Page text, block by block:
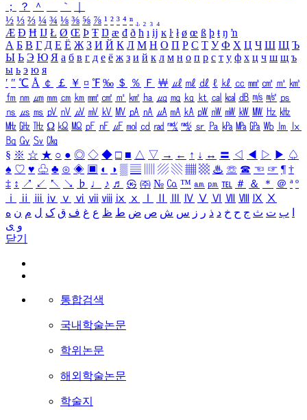
；
？ ＾ ｀
½ ⅓ ⅔ ¼ ¾ ⅛ ⅜ ⅝ ⅞ ¹ ² ³ ⁴ ⁿ ₁ ₂ ₃ ₄
Æ Ð Ħ Ĳ Ł Ø Œ Þ Ŧ Ŋ æ đ ð ħ ı ĳ ĸ ŀ ł ø œ ß þ ŧ ŋ ŉ
А Б В Г Д Е Ё Ж З И Й К Л М Н О П Р С Т У Ф Х Ц Ч Ш Щ Ъ
Ы Ь Э Ю Я а б в г д е ё ж з и й к л м н о п р с т у ф х ц ч ш щ ъ
ы ь э ю я
′ ″ ℃ Å ￠ ￡ ￥ ¤ ℉ ‰ ＄ ％ Ｆ ￦ ㎕ ㎖ ㎗ ℓ ㎘ ㏄ ㎣ ㎤ ㎥ ㎦
㎙ ㎚ ㎛ ㎜ ㎝ ㎞ ㎟ ㎠ ㎡ ㎢ ㏊ ㎍ ㎎ ㎏ ㏏ ㎈ ㎉ ㏈ ㎧ ㎨ ㎰
㎱ ㎲ ㎳ ㎴ ㎵ ㎶ ㎷ ㎸ ㎹ ㎀ ㎁ ㎂ ㎃ ㎄ ㎺ ㎻ ㎽ ㎾ ㎿ ㎐ ㎑
㎒ ㎓ ㎔ Ω ㏀ ㏁ ㎊ ㎋ ㎌ ㏖ ㏅ ㎭ ㎮ ㎯ ㏛ ㎩ ㎪ ㎫ ㎬ ㏝ ㏐
㏓
㏃ ㏉ ㏜ ㏆
§ ※ ☆ ★ ○ ● ◎ ◇ ◆ □ ■ △ ▽ → ← ↑ ↓ ↔ 〓 ◁ ◀ ▷ ▶ ♤
♠ ♡ ♥ ♧ ♣ ⊙ ◈ ▣ ◐ ◑ ▒ ▤ ▨ ▧ ▦ ▩ ♨ ☏ ☎ ☜ ☞ ¶ †
‡ ↕ ↗ ↙ ↖ ↘ ♭ ♩ ♪ ♬ ㉿ ㈜ № ㏇ ™ ㏂ ㏘ ℡ ＃ ＆ ＊ ＠ ª º
ⅰ
ⅱ ⅲ ⅳ ⅴ ⅵ ⅶ ⅷ ⅸ ⅹ Ⅳ Ⅴ Ⅵ Ⅶ Ⅷ Ⅸ Ⅹ
ب ت ث ج ح خ د ذ ر ز س ش ص ض ط ظ ع غ ف ق ک ل م ن ه
و ی
닫기
통합검색
국내학술논문
학위논문
해외학술논문
학술지